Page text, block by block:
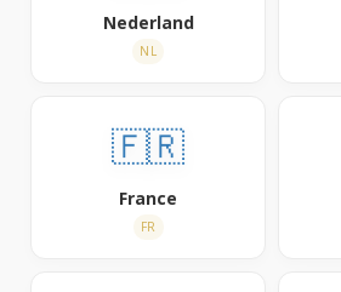
Nederland
NL
🇫🇷
France
FR